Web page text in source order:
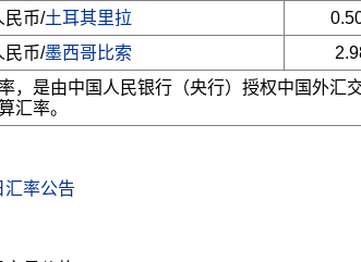
民币/土耳其里拉
民币/墨西哥比索
，是由中国人民银行（央行）授权中国外汇
汇率。
汇率公告